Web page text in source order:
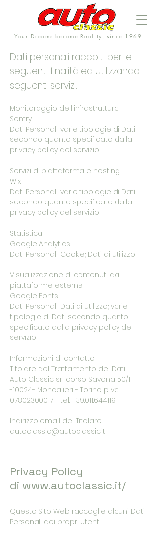
Your Dreams become Reality, since 1969
Dati personali raccolti per le
seguenti finalità ed utilizzando i
seguenti servizi:
Monitoraggio dell'infrastruttura
Sentry
Dati Personali: varie tipologie di Dati
secondo quanto specificato dalla
privacy policy del servizio
Servizi di piattaforma e hosting
Wix
Dati Personali: varie tipologie di Dati
secondo quanto specificato dalla
privacy policy del servizio
Statistica
Google Analytics
Dati Personali: Cookie; Dati di utilizzo
Visualizzazione di contenuti da
piattaforme esterne
Google Fonts
Dati Personali: Dati di utilizzo; varie
tipologie di Dati secondo quanto
specificato dalla privacy policy del
servizio
Informazioni di contatto
Titolare del Trattamento dei Dati
Auto Classic srl corso Savona 50/1
-10024- Moncalieri - Torino p.iva
07802300017- tel. +39.011.644119
Indirizzo email del Titolare:
autoclassic@autoclassic.it
Privacy Policy
di www.autoclassic.it/
Questo Sito Web raccoglie alcuni Dati
Personali dei propri Utenti.